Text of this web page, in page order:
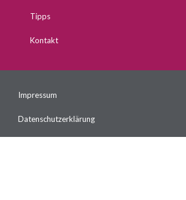
Tipps
Kontakt
Impressum
Datenschutzerklärung